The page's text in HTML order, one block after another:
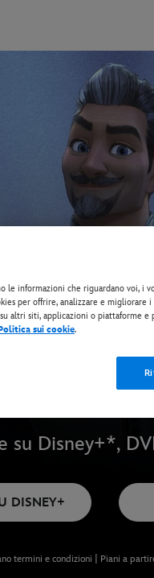
su Disney+*,
DISNEY+
termini e condizioni | Piani a
le informazioni che riguardano voi, i
per offrire, analizzare e migliorare
altri siti, applicazioni o piattaforme
sui cookie.